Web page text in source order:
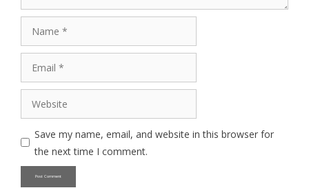
Save my name, email, and website in this browser for
the next time I comment.